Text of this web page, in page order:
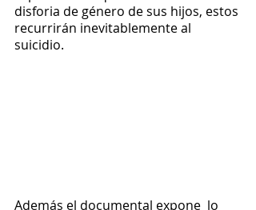
disforia de género de sus hijos, estos
recurrirán inevitablemente al
suicidio.
Además el documental expone  lo